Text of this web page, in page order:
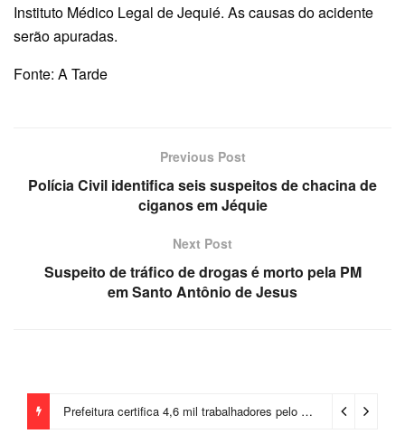
Instituto Médico Legal de Jequié. As causas do acidente
serão apuradas.
Fonte: A Tarde
Previous Post
Polícia Civil identifica seis suspeitos de chacina de
ciganos em Jéquie
Next Post
Suspeito de tráfico de drogas é morto pela PM
em Santo Antônio de Jesus
Prefeitura certifica 4,6 mil trabalhadores pelo programa Treinar para Empregar e realiza Feirão de Empregabilidade